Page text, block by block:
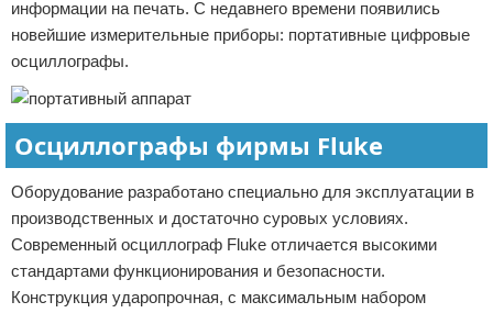
информации на печать. С недавнего времени появились
новейшие измерительные приборы: портативные цифровые
осциллографы.
Осциллографы фирмы Fluke
Оборудование разработано специально для эксплуатации в
производственных и достаточно суровых условиях.
Современный осциллограф Fluke отличается высокими
стандартами функционирования и безопасности.
Конструкция ударопрочная, с максимальным набором